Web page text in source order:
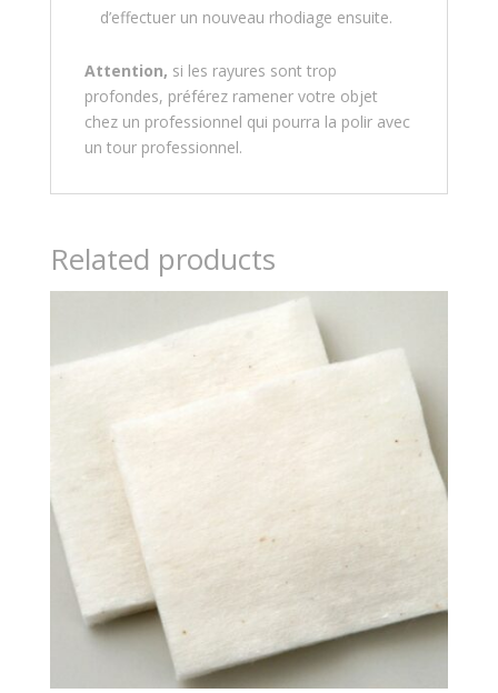
d’effectuer un nouveau rhodiage ensuite.
Attention, si les rayures sont trop
profondes, préférez ramener votre objet
chez un professionnel qui pourra la polir avec
un tour professionnel.
Related products